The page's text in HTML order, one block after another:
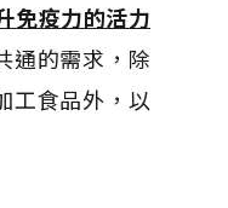
免疫力的活力
通的需求，除
工食品外，以